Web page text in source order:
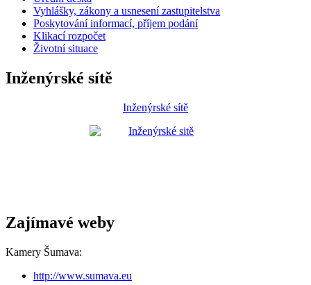
Vyhlášky, zákony a usnesení zastupitelstva
Poskytování informací, příjem podání
Klikací rozpočet
Životní situace
Inženýrské sítě
Inženýrské sítě
Zajímavé weby
Kamery Šumava:
http://www.sumava.eu